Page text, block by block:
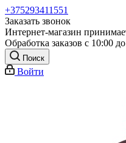
+375293411551
Заказать звонок
Интернет-магазин
Обработка заказов с 10:00
Поиск
Войти